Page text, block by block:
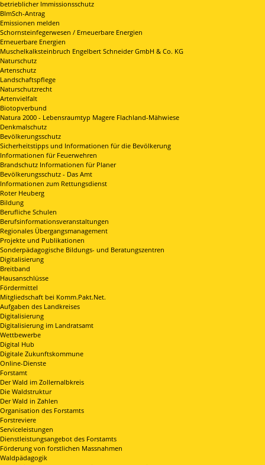
betrieblicher Immissionsschutz
BImSch-Antrag
Emissionen melden
Schornsteinfegerwesen / Erneuerbare Energien
Erneuerbare Energien
Muschelkalksteinbruch Engelbert Schneider GmbH & Co. KG
Naturschutz
Artenschutz
Landschaftspflege
Naturschutzrecht
Artenvielfalt
Biotopverbund
Natura 2000 - Lebensraumtyp Magere Flachland-Mähwiese
Denkmalschutz
Bevölkerungsschutz
Sicherheitstipps und Informationen für die Bevölkerung
Informationen für Feuerwehren
Brandschutz Informationen für Planer
Bevölkerungsschutz - Das Amt
Informationen zum Rettungsdienst
Roter Heuberg
Bildung
Berufliche Schulen
Berufsinformationsveranstaltungen
Regionales Übergangsmanagement
Projekte und Publikationen
Sonderpädagogische Bildungs- und Beratungszentren
Digitalisierung
Breitband
Hausanschlüsse
Fördermittel
Mitgliedschaft bei Komm.Pakt.Net.
Aufgaben des Landkreises
Digitalisierung
Digitalisierung im Landratsamt
Wettbewerbe
Digital Hub
Digitale Zukunftskommune
Online-Dienste
Forstamt
Der Wald im Zollernalbkreis
Die Waldstruktur
Der Wald in Zahlen
Organisation des Forstamts
Forstreviere
Serviceleistungen
Dienstleistungsangebot des Forstamts
Förderung von forstlichen Massnahmen
Waldpädagogik